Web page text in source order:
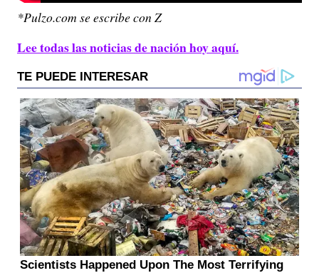
*Pulzo.com se escribe con Z
Lee todas las noticias de nación hoy aquí.